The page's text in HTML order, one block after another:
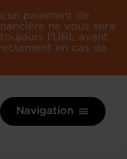
paiement de
ne vous sera
l'URL avant
en cas de
Navigation